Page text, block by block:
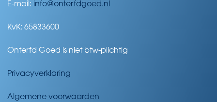
E-mail: info@onterfdgoed.nl
KvK: 65833600
Onterfd Goed is niet btw-plichtig
Privacyverklaring
Algemene voorwaarden